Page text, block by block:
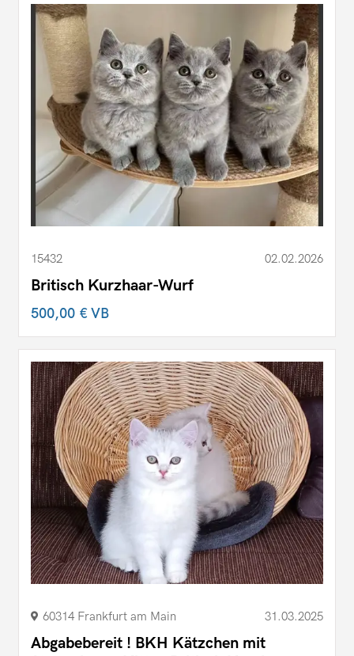
15432 02.02.2026
Britisch Kurzhaar-Wurf
500,00 €VB
60314 Frankfurt am Main 31.03.2025
Abgabebereit ! BKH Kätzchen mit